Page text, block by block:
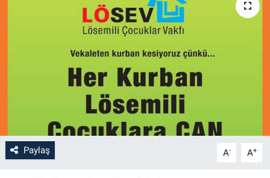
Paylaş A- A+
Bilim-Tek